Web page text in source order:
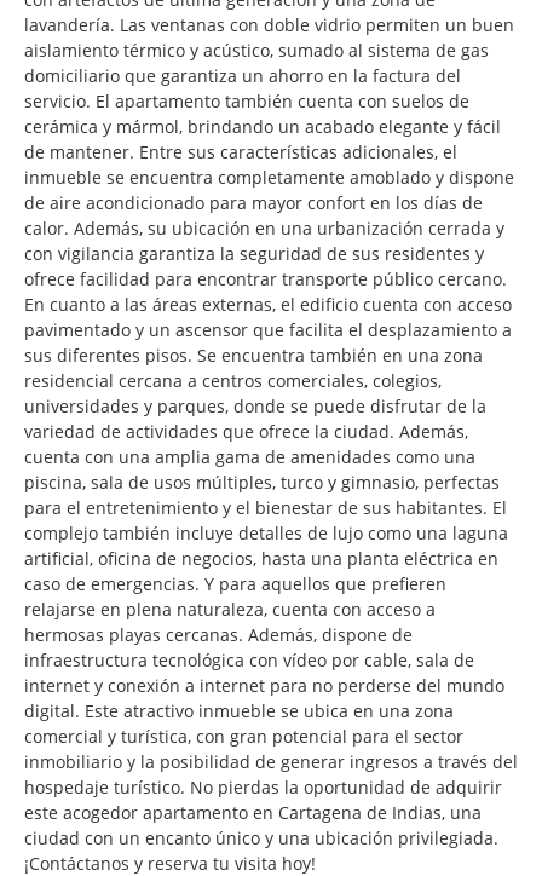
lavandería. Las ventanas con doble vidrio permiten un buen
aislamiento térmico y acústico, sumado al sistema de gas
domiciliario que garantiza un ahorro en la factura del
servicio. El apartamento también cuenta con suelos de
cerámica y mármol, brindando un acabado elegante y fácil
de mantener. Entre sus características adicionales, el
inmueble se encuentra completamente amoblado y dispone
de aire acondicionado para mayor confort en los días de
calor. Además, su ubicación en una urbanización cerrada y
con vigilancia garantiza la seguridad de sus residentes y
ofrece facilidad para encontrar transporte público cercano.
En cuanto a las áreas externas, el edificio cuenta con acceso
pavimentado y un ascensor que facilita el desplazamiento a
sus diferentes pisos. Se encuentra también en una zona
residencial cercana a centros comerciales, colegios,
universidades y parques, donde se puede disfrutar de la
variedad de actividades que ofrece la ciudad. Además,
cuenta con una amplia gama de amenidades como una
piscina, sala de usos múltiples, turco y gimnasio, perfectas
para el entretenimiento y el bienestar de sus habitantes. El
complejo también incluye detalles de lujo como una laguna
artificial, oficina de negocios, hasta una planta eléctrica en
caso de emergencias. Y para aquellos que prefieren
relajarse en plena naturaleza, cuenta con acceso a
hermosas playas cercanas. Además, dispone de
infraestructura tecnológica con vídeo por cable, sala de
internet y conexión a internet para no perderse del mundo
digital. Este atractivo inmueble se ubica en una zona
comercial y turística, con gran potencial para el sector
inmobiliario y la posibilidad de generar ingresos a través del
hospedaje turístico. No pierdas la oportunidad de adquirir
este acogedor apartamento en Cartagena de Indias, una
ciudad con un encanto único y una ubicación privilegiada.
¡Contáctanos y reserva tu visita hoy!